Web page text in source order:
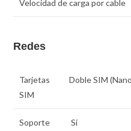
Velocidad de carga por cable
Redes
Tarjetas
SIM
Doble SIM
Soporte
Sí